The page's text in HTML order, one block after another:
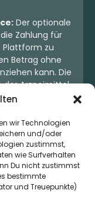
wir Technologien
und/oder
zustimmst,
wie Surfverhalten
Du nicht zustimmst
bestimmte
und Treuepunkte)
Der optionale
Zahlung für
Plattform zu
Betrag ohne
kann. Die
der Arzneimittel
jeweilige
Service stellt
sondern dient
Die
Einfluss auf die
die Wahl der
sind rechtlich